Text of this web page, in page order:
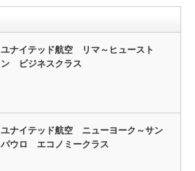
ユナイテッド航空 リマ～ヒュースト
ン ビジネスクラス
ユナイテッド航空 ニューヨーク～サン
パウロ エコノミークラス